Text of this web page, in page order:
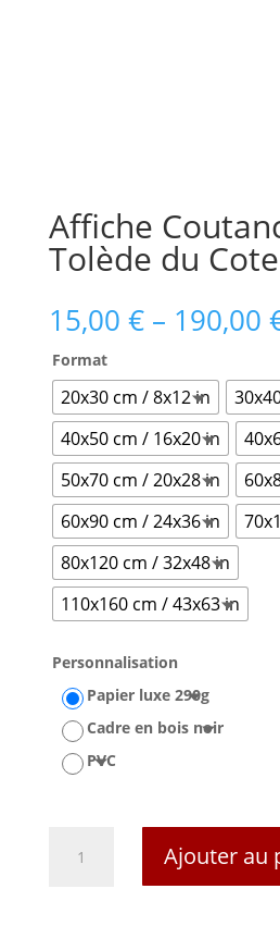
Affiche
Tolède du
15,00 €– 190,00
Format
20x30 cm / 8x12 in
40x50 cm / 16x20 in
50x70 cm / 20x28 in
60x90 cm / 24x36 in
80x120 cm / 32x48 in
110x160 cm / 43x63 in
Personnalisation
Papier luxe 290g
Cadre en bois noir
PVC
Ajouter au